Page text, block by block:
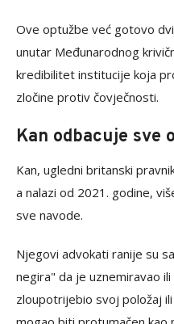
Ove optužbe već gotovo
unutar Međunarodnog
kredibilitet institucije koja
zločine protiv čovječnosti.
Kan odbacuje sve
Kan, ugledni britanski
a nalazi od 2021. godine,
sve navode.
Njegovi advokati ranije su
negira" da je uznemiravao
zloupotrijebio svoj položaj